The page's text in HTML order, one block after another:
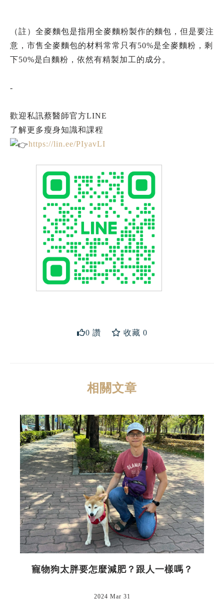
（註）全麥麵包是指用全麥麵粉製作的麵包，但是要注
意，市售全麥麵包的材料常常只有50%是全麥麵粉，剩
下50%是白麵粉，依然有精製加工的成分。
-
歡迎私訊蔡醫師官方LINE
了解更多瘦身知識和課程
https://lin.ee/PIyavLI
0 讚 收藏 0
相關文章
寵物狗太胖要怎麼減肥？跟人一樣嗎？
2024 Mar 31